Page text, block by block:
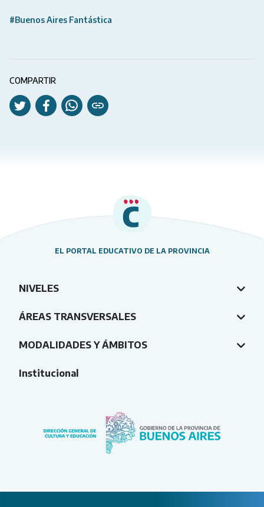
#Buenos Aires Fantástica
COMPARTIR
EL PORTAL EDUCATIVO DE LA PROVINCIA
NIVELES
ÁREAS TRANSVERSALES
MODALIDADES Y ÁMBITOS
Institucional